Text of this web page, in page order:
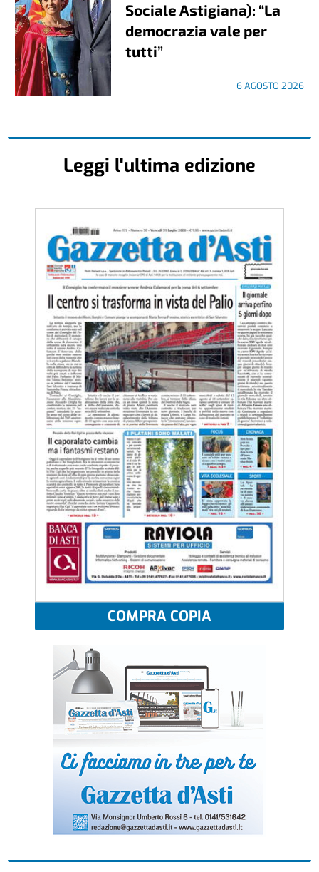
Sociale Astigiana): “La
democrazia vale per
tutti”
6 AGOSTO 2026
Leggi l'ultima edizione
COMPRA COPIA